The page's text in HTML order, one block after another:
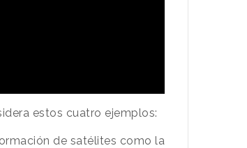
estos cuatro ejemplos:
de satélites como la